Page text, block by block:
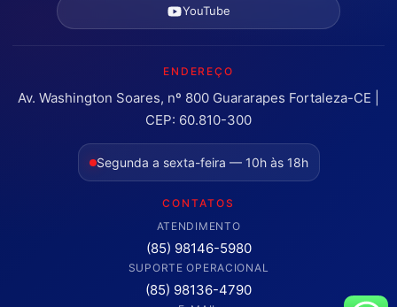
YouTube
ENDEREÇO
Av. Washington Soares, nº 800 Guararapes Fortaleza-CE |
CEP: 60.810-300
Segunda a sexta-feira — 10h às 18h
CONTATOS
ATENDIMENTO
(85) 98146-5980
SUPORTE OPERACIONAL
(85) 98136-4790